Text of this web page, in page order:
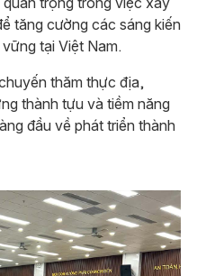
tăng cường các sáng kiến
tại Việt Nam.​
thăm thực địa,
thành tựu và tiềm năng
đầu về phát triển thành